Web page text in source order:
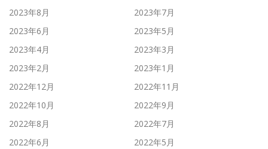
2023年8月
2023年7月
2023年6月
2023年5月
2023年4月
2023年3月
2023年2月
2023年1月
2022年12月
2022年11月
2022年10月
2022年9月
2022年8月
2022年7月
2022年6月
2022年5月